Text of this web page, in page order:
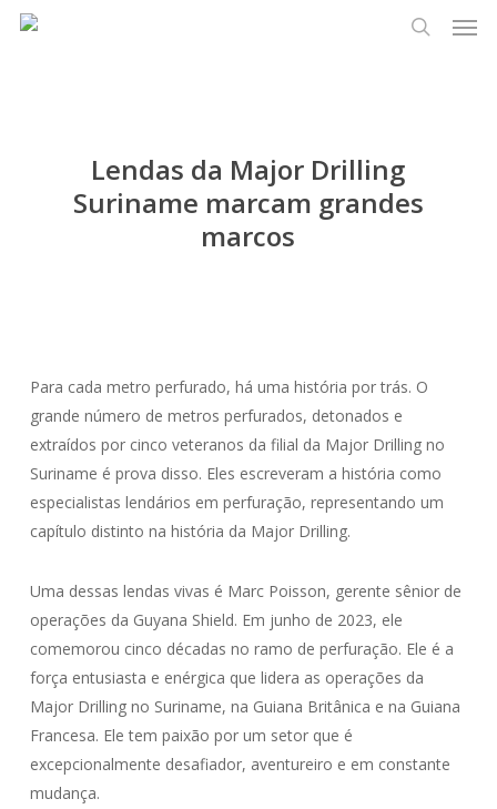
Pular
Lendas da Major Drilling
Suriname marcam grandes
marcos
Para cada metro perfurado, há uma história por trás. O
grande número de metros perfurados, detonados e
extraídos por cinco veteranos da filial da Major Drilling no
Suriname é prova disso. Eles escreveram a história como
especialistas lendários em perfuração, representando um
capítulo distinto na história da Major Drilling.
Uma dessas lendas vivas é Marc Poisson, gerente sênior de
operações da Guyana Shield. Em junho de 2023, ele
comemorou cinco décadas no ramo de perfuração. Ele é a
força entusiasta e enérgica que lidera as operações da
Major Drilling no Suriname, na Guiana Britânica e na Guiana
Francesa. Ele tem paixão por um setor que é
excepcionalmente desafiador, aventureiro e em constante
mudança.